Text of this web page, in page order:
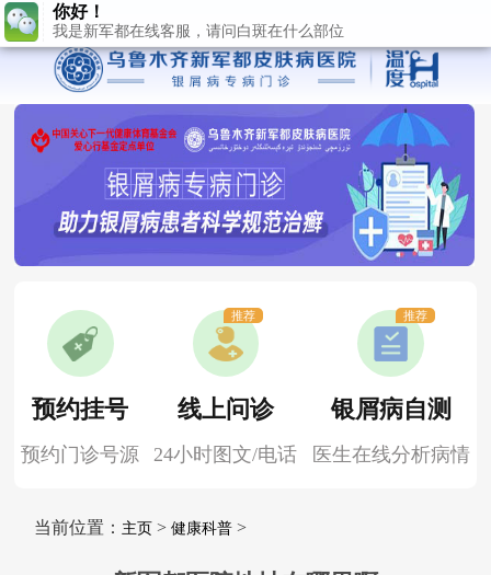
预约挂号
预约门诊号源
线上问诊
24小时图文/电话
推荐
银屑病自测
医生在线分析病情
推荐
当前位置： 主页> 健康科普>